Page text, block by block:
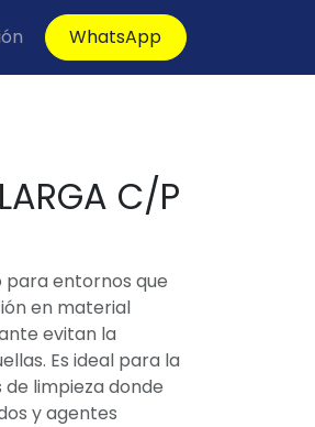
WhatsApp
C/P
para entornos que
en material
evitan la
Es ideal para la
limpieza donde
y agentes